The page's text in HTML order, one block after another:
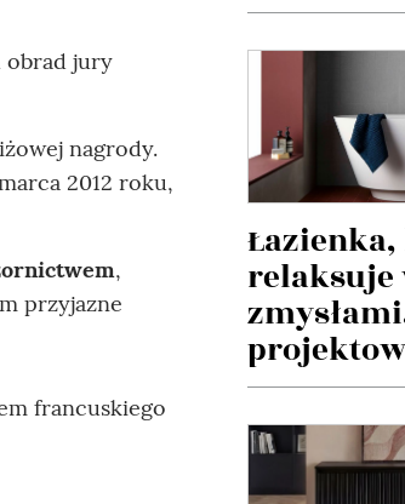
obrad jury
nagrody.
2012 roku,
,
przyjazne
francuskiego